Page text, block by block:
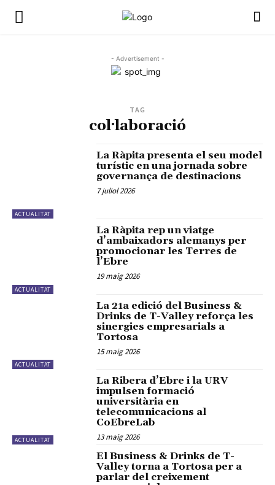
- Advertisement -
TAG
col·laboració
ACTUALITAT
La Ràpita presenta el seu model
turístic en una jornada sobre
governança de destinacions
7 juliol 2026
ACTUALITAT
La Ràpita rep un viatge
d’ambaixadors alemanys per
promocionar les Terres de
l’Ebre
19 maig 2026
ACTUALITAT
La 21a edició del Business &
Drinks de T-Valley reforça les
sinergies empresarials a
Tortosa
15 maig 2026
ACTUALITAT
La Ribera d’Ebre i la URV
impulsen formació
universitària en
telecomunicacions al
CoEbreLab
13 maig 2026
El Business & Drinks de T-
Valley torna a Tortosa per a
parlar del creixement